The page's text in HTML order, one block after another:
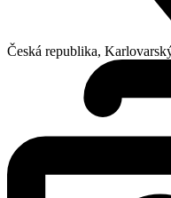
Česká republika,